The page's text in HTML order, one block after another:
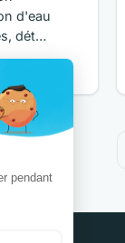
d'eau
dét…